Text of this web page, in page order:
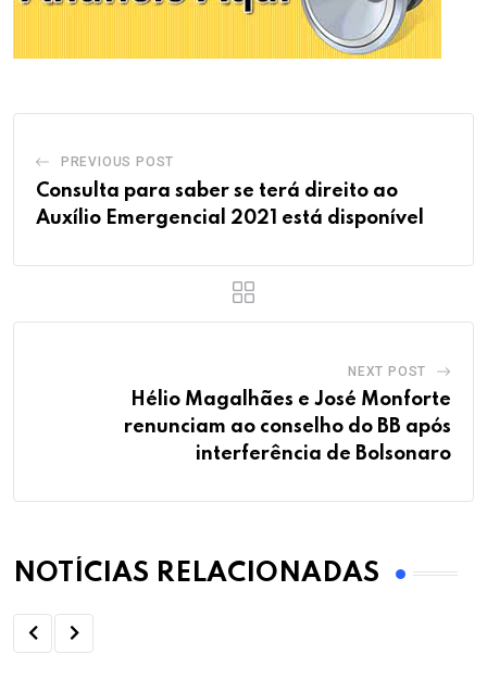
PREVIOUS POST
Consulta para saber se terá direito ao
Auxílio Emergencial 2021 está disponível
NEXT POST
Hélio Magalhães e José Monforte
renunciam ao conselho do BB após
interferência de Bolsonaro
NOTÍCIAS RELACIONADAS